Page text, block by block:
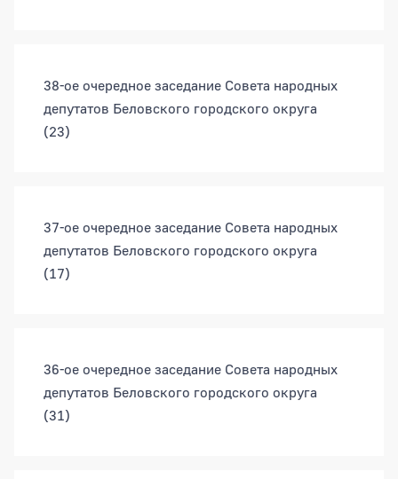
38-ое очередное заседание Совета народных
депутатов Беловского городского округа
(23)
37-ое очередное заседание Совета народных
депутатов Беловского городского округа
(17)
36-ое очередное заседание Совета народных
депутатов Беловского городского округа
(31)